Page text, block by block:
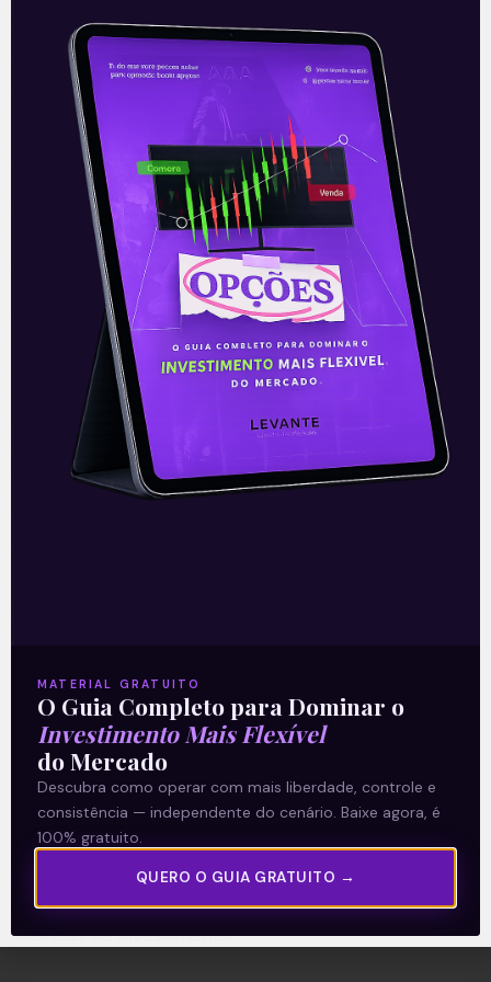
MRV Engenharia cria
subsidiária
A MRV Engenharia (MRVE3) decidiu
ingressar no segmento de média renda
com a criação de uma nova subsidiária, a
Sensia Incorporadora. A empresa nasce
com
Leia mais
10/12/2020
Termos e Condições
Política de Privacidade
Explore
Artigos
E Eu Com Isso?
Vídeos no Youtube
Manuais de Investimento
MATERIAL GRATUITO
O Guia Completo para Dominar o
Investimento Mais Flexível
do Mercado
Descubra como operar com mais liberdade, controle e
consistência — independente do cenário. Baixe agora, é
100% gratuito.
QUERO O GUIA GRATUITO →